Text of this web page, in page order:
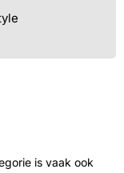
is vaak ook